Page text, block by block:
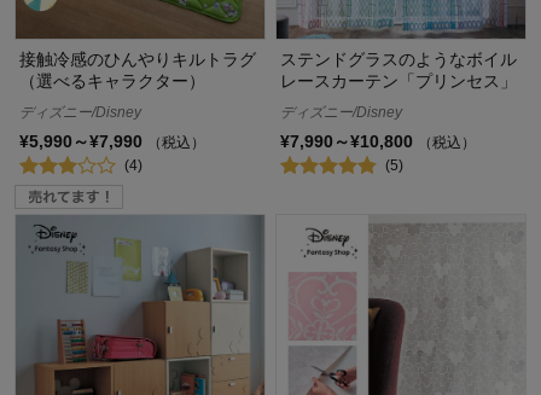
接触冷感のひんやりキルトラグ
（選べるキャラクター）
ディズニー/Disney
¥5,990～¥7,990
（税込）
(4)
ステンドグラスのようなボイル
レースカーテン「プリンセス」
ディズニー/Disney
¥7,990～¥10,800
（税込）
(5)